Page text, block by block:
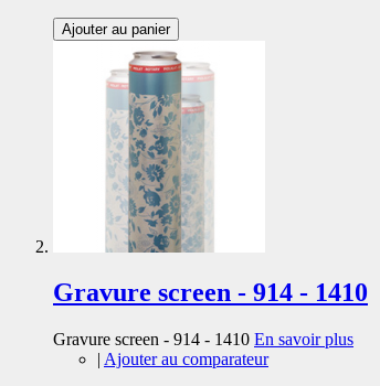
Ajouter au panier
Gravure screen - 914 - 1410
Gravure screen - 914 - 1410 En savoir plus
| Ajouter au comparateur